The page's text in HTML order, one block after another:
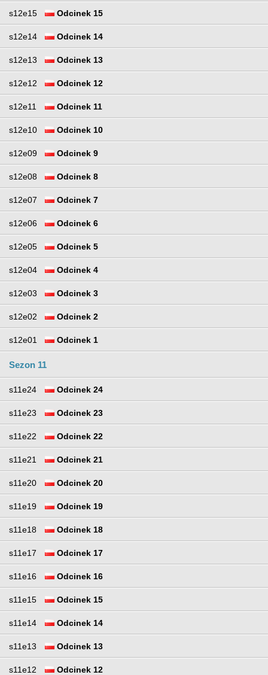
s12e15 Odcinek 15
s12e14 Odcinek 14
s12e13 Odcinek 13
s12e12 Odcinek 12
s12e11 Odcinek 11
s12e10 Odcinek 10
s12e09 Odcinek 9
s12e08 Odcinek 8
s12e07 Odcinek 7
s12e06 Odcinek 6
s12e05 Odcinek 5
s12e04 Odcinek 4
s12e03 Odcinek 3
s12e02 Odcinek 2
s12e01 Odcinek 1
Sezon 11
s11e24 Odcinek 24
s11e23 Odcinek 23
s11e22 Odcinek 22
s11e21 Odcinek 21
s11e20 Odcinek 20
s11e19 Odcinek 19
s11e18 Odcinek 18
s11e17 Odcinek 17
s11e16 Odcinek 16
s11e15 Odcinek 15
s11e14 Odcinek 14
s11e13 Odcinek 13
s11e12 Odcinek 12